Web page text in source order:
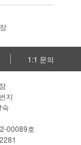
1:1 문의
지
00089호